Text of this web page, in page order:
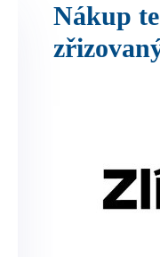
Nákup technických prostředků ke zvýšení akceschopnosti jednotek